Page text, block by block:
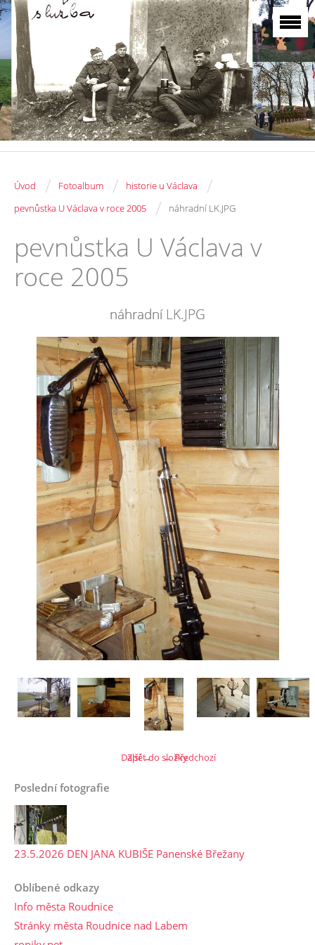
Úvod / Fotoalbum / historie u Václava /
pevnůstka U Václava v roce 2005 / náhradní LK.JPG
pevnůstka U Václava v
roce 2005
náhradní LK.JPG
← Předchozí
Další →
Zpět do složky
Poslední fotografie
23.5.2026 DEN JANA KUBIŠE Panenské Břežany
Oblíbené odkazy
Info města Roudnice
Stránky města Roudnice nad Labem